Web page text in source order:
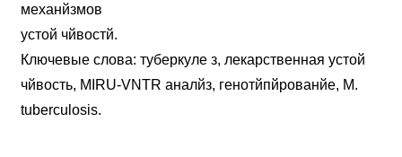
механйзмов
устой чйвостй.
Ключевые слова: туберкуле з, лекарственная устой
чйвость, MIRU-VNTR аналйз, генотйпйрованйе, M.
tuberculosis.